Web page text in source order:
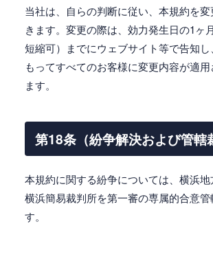
当社は、自らの判断に従い、本規約を
きます。変更の際は、効力発生日の1ヶ
短縮可）までにウェブサイト等で告知
もってすべてのお客様に変更内容が適
ます。
第18条（紛争解決および管轄
本規約に関する紛争については、横浜
横浜簡易裁判所を第一審の専属的合意管
す。